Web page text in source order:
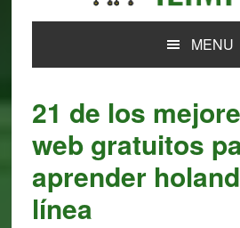
MENU
21 de los
web gratuitos
aprender
línea